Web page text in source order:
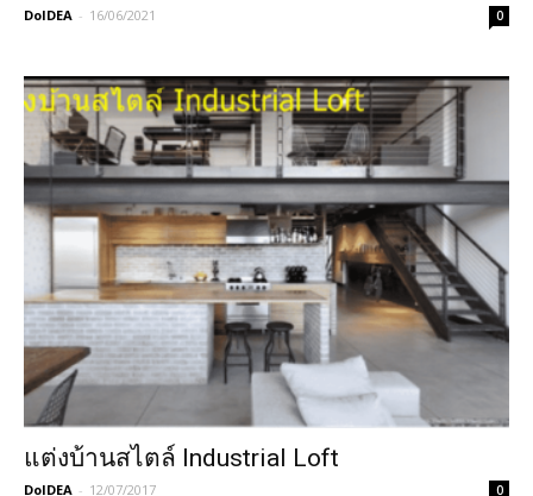
DoIDEA - 16/06/2021 0
แต่งบ้านสไตล์ Industrial Loft
DoIDEA - 12/07/2017 0